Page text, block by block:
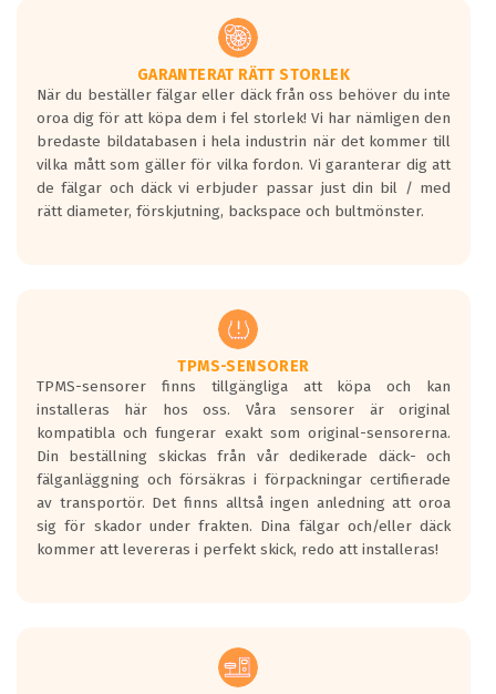
Vid körning i över 50km/h brukar
rullmotståndets ljud överträffa
motorljudet.
På däckmärkningen kommer det finnas
en symbol av ett däck med vågar. Hög
bullernivå markeras med svarta vågor
medans de vita vågorna påvisar om det är
ett tyst däck.
regelverket som introduceras år 2016.
Ett däck med två svarta vågor är redan
godkända för år 2016 nya regelverk.
Ett däck med en svart våg kommer vara
minst tre decibel tystare än det
regelverk som börjar gälla 2016.
GARANTERAT RÄTT STORLEK
När du beställer fälgar eller däck från oss behöver du inte
oroa dig för att köpa dem i fel storlek! Vi har nämligen den
bredaste bildatabasen i hela industrin när det kommer till
vilka mått som gäller för vilka fordon. Vi garanterar dig att
de fälgar och däck vi erbjuder passar just din bil / med
rätt diameter, förskjutning, backspace och bultmönster.
TPMS-SENSORER
TPMS-sensorer finns tillgängliga att köpa och kan
installeras här hos oss. Våra sensorer är original
kompatibla och fungerar exakt som original-sensorerna.
Din beställning skickas från vår dedikerade däck- och
fälganläggning och försäkras i förpackningar certifierade
av transportör. Det finns alltså ingen anledning att oroa
sig för skador under frakten. Dina fälgar och/eller däck
kommer att levereras i perfekt skick, redo att installeras!